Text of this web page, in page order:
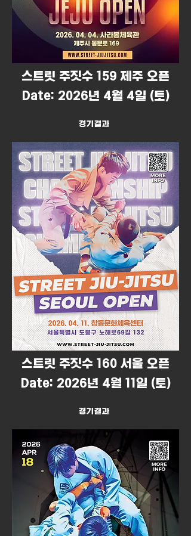
​스트릿 주짓수 159 제주 오픈
Date: 2026년 4월 4일 (토)
경기결과
​스트릿 주짓수 160 서울 오픈
Date: 2026년 4월 11일 (토)
경기결과